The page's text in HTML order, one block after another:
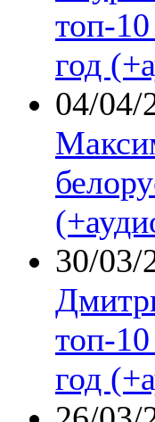
топ-
год
04/04/
30/03/
топ-
год